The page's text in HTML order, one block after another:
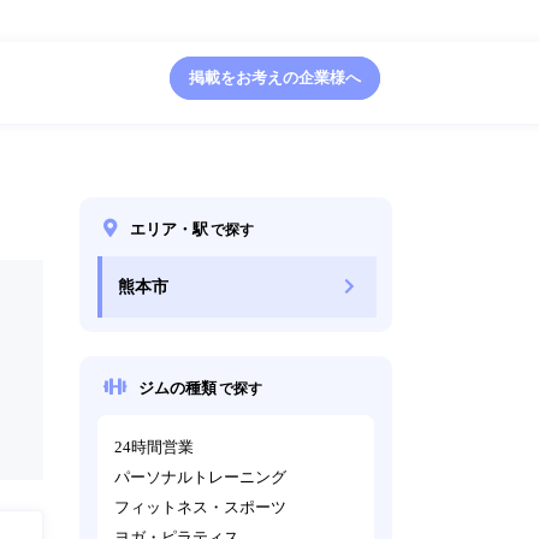
掲載をお考えの企業様へ
エリア・駅で探す
熊本市
ジムの種類で探す
24時間営業
パーソナルトレーニング
フィットネス・スポーツ